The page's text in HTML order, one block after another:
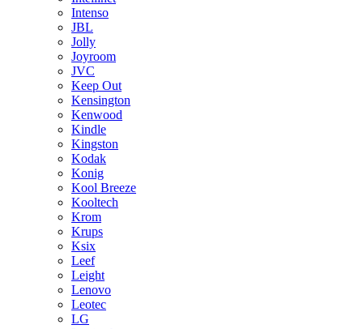
Intenso
JBL
Jolly
Joyroom
JVC
Keep Out
Kensington
Kenwood
Kindle
Kingston
Kodak
Konig
Kool Breeze
Kooltech
Krom
Krups
Ksix
Leef
Leight
Lenovo
Leotec
LG